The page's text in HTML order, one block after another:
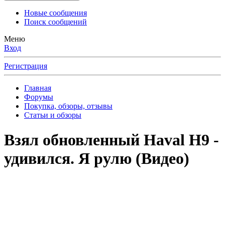
Новые сообщения
Поиск сообщений
Меню
Вход
Регистрация
Главная
Форумы
Покупка, обзоры, отзывы
Статьи и обзоры
Взял обновленный Haval H9 -
удивился. Я рулю (Видео)